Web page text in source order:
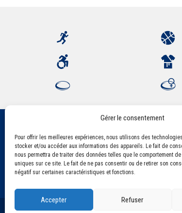
Gérer le consentement
Pour offrir les meilleures expériences, nous utilisons des
stocker et/ou accéder aux informations des appareils. Le fait de
nous permettra de traiter des données telles que le comportement
uniques sur ce site. Le fait de ne pas consentir ou de retirer son
négatif sur certaines caractéristiques et fonctions.
Accepter Refuser
Association Sportive Montferrandaise
84, boulevard Léon Jouhaux
CS 80221 - 63021 Clermont-Ferrand